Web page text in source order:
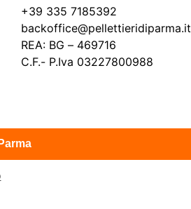
+39 335 7185392
backoffice@pellettieridiparma.it
REA: BG – 469716
C.F.- P.Iva 03227800988